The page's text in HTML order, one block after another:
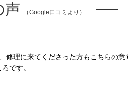
声 （Google口コミより）
理に来てくださった方もこちらの
です。